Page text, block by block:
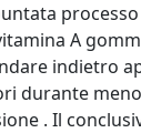
A
indietro
durante
. Il